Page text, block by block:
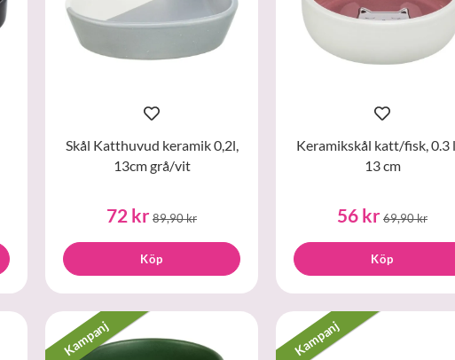
Skål Katthuvud keramik 0,2l,
13cm grå/vit
72 kr89,90 kr
Köp
Keramikskål katt/fisk, 0.3
13 cm
56 kr69,90 kr
Köp
Kampanj Kampanj